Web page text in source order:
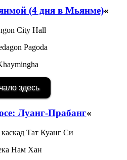
(4 дня в Мьянме)«
здесь
Луанг-Прабанг«